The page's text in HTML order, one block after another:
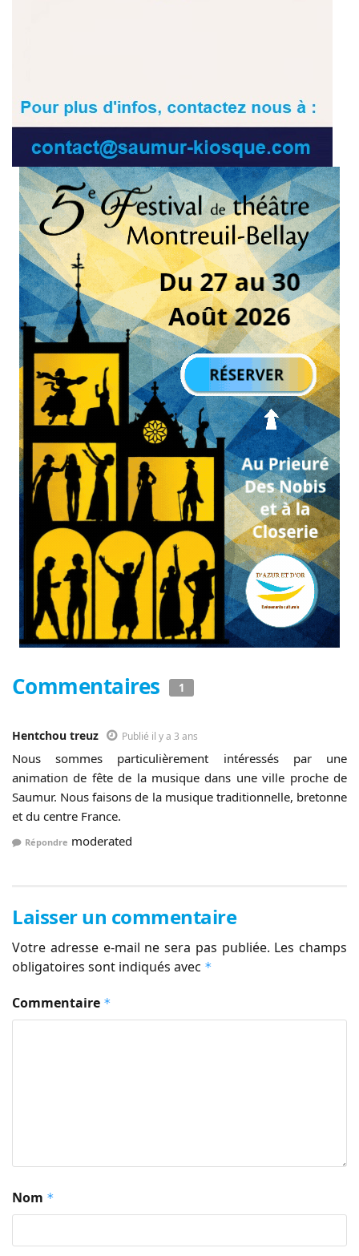
Commentaires 1
Hentchou treuz Publié il y a 3 ans
Nous sommes particulièrement intéressés par une
animation de fête de la musique dans une ville proche de
Saumur. Nous faisons de la musique traditionnelle, bretonne
et du centre France.
Répondre moderated
Laisser un commentaire
Votre adresse e-mail ne sera pas publiée. Les champs
obligatoires sont indiqués avec *
Commentaire *
Nom *